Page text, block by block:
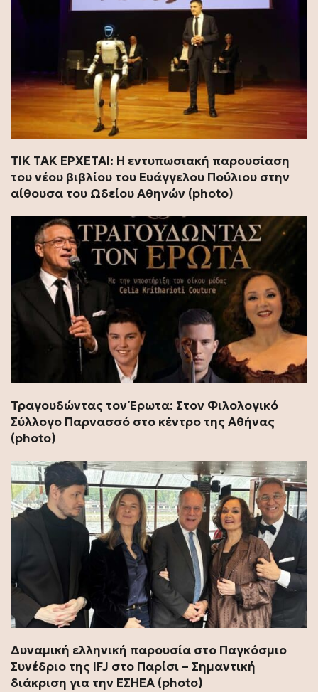
ΤΙΚ ΤΑΚ ΕΡΧΕΤΑΙ: Η εντυπωσιακή παρουσίαση
του νέου βιβλίου του Ευάγγελου Πούλιου στην
αίθουσα του Ωδείου Αθηνών (photo)
Τραγουδώντας τον Έρωτα: Στον Φιλολογικό
Σύλλογο Παρνασσό στο κέντρο της Αθήνας
(photo)
Δυναμική ελληνική παρουσία στο Παγκόσμιο
Συνέδριο της IFJ στο Παρίσι – Σημαντική
διάκριση για την ΕΣΗΕΑ (photo)